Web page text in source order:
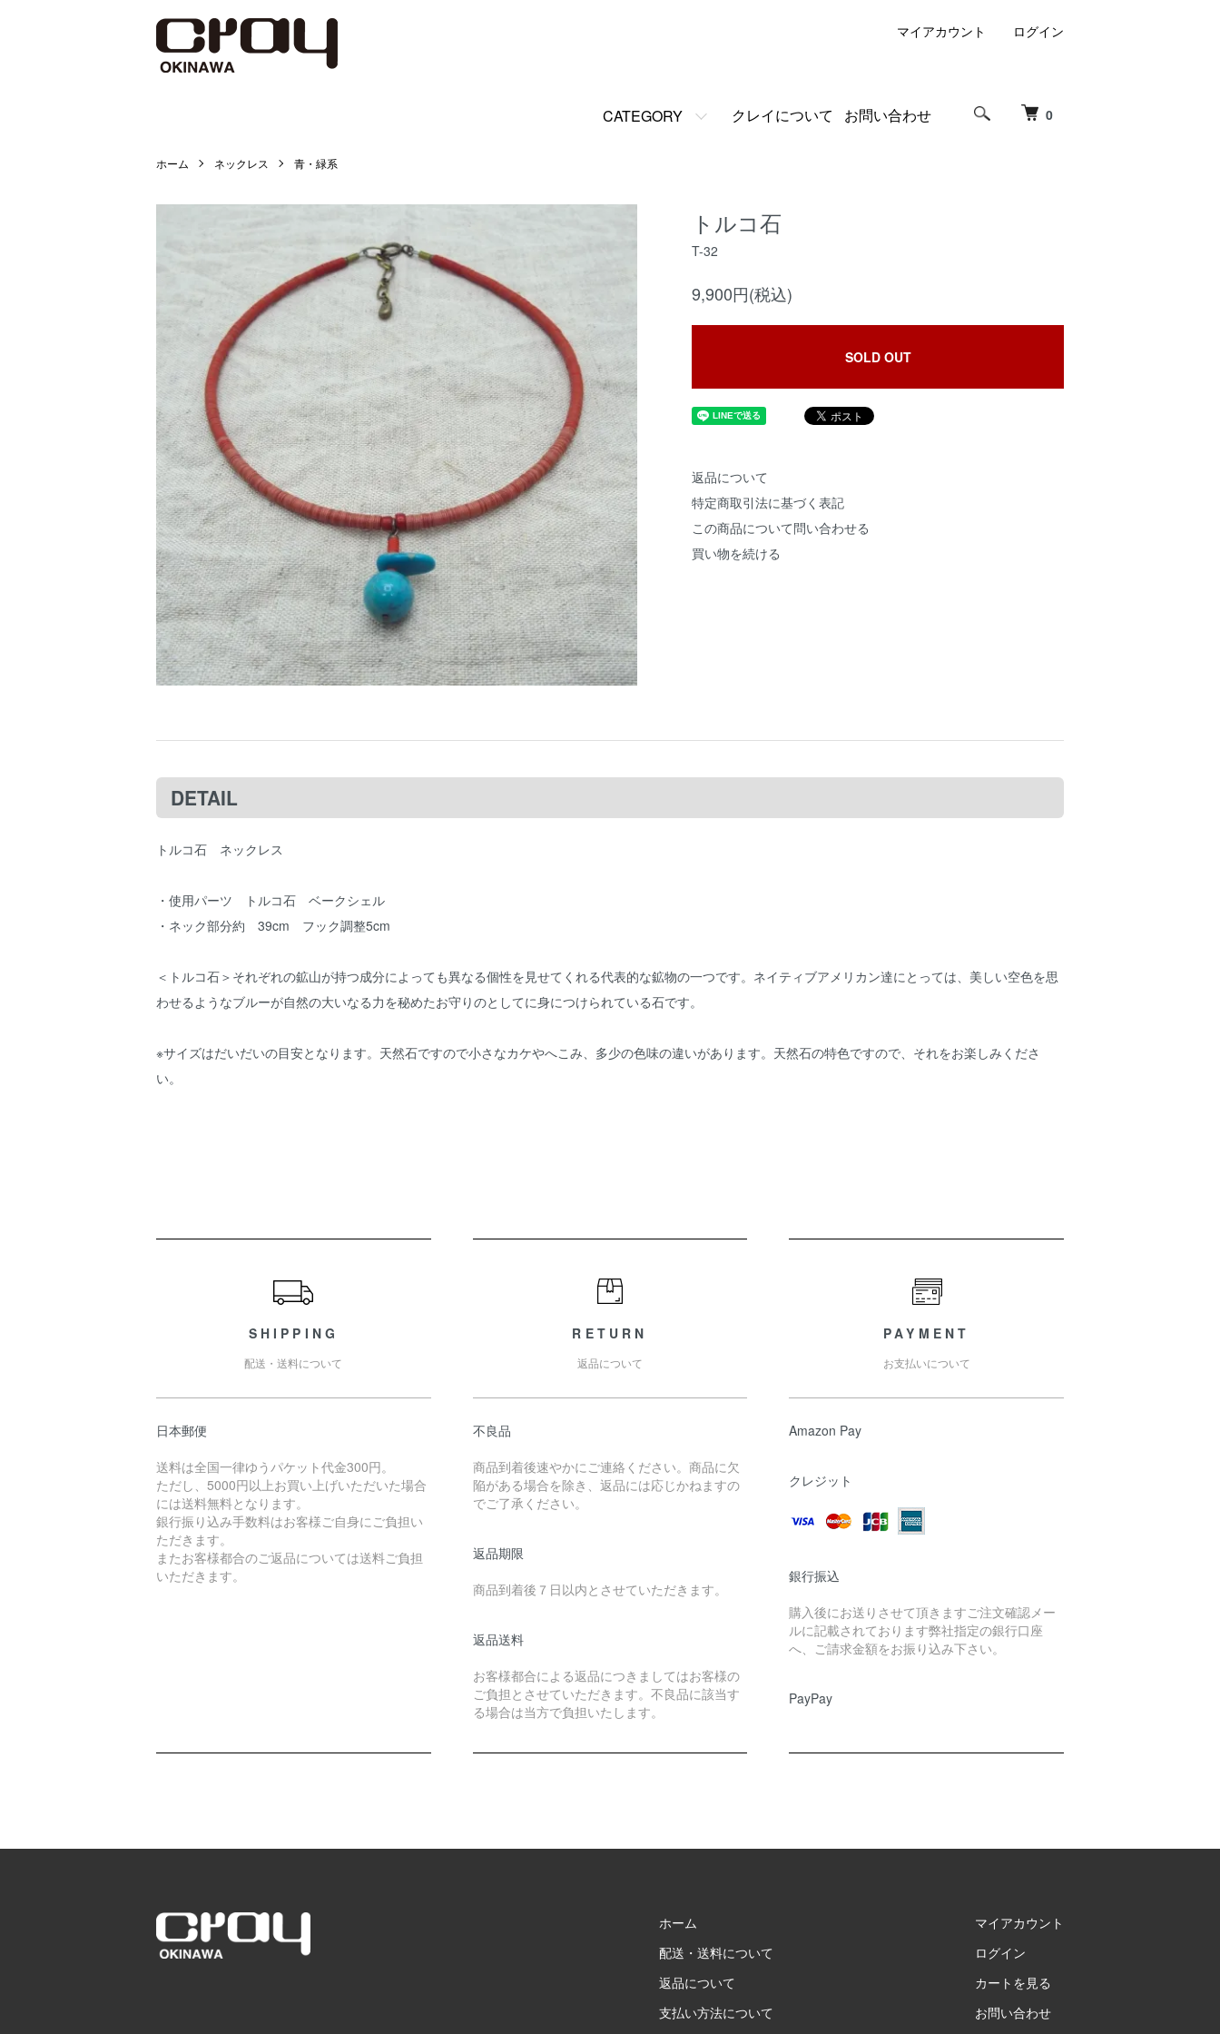
0
CATEGORY クレイについて お問い合わせ
マイアカウント ログイン
ホーム ネックレス 青・緑系
トルコ石
T-32
9,900円(税込)
SOLD OUT
返品について
特定商取引法に基づく表記
この商品について問い合わせる
買い物を続ける
DETAIL
トルコ石 ネックレス
・使用パーツ トルコ石 ベークシェル
・ネック部分約 39cm フック調整5cm
＜トルコ石＞それぞれの鉱山が持つ成分によっても異なる個性を見せてくれる代表的な鉱物の一つです。ネイティブアメリカン達にとっては、美しい空色を思
わせるようなブルーが自然の大いなる力を秘めたお守りのとしてに身につけられている石です。
※サイズはだいだいの目安となります。天然石ですので小さなカケやへこみ、多少の色味の違いがあります。天然石の特色ですので、それをお楽しみくださ
い。
SHIPPING
配送・送料について
日本郵便
送料は全国一律ゆうパケット代金300円。
ただし、5000円以上お買い上げいただいた場合
には送料無料となります。
銀行振り込み手数料はお客様ご自身にご負担い
ただきます。
またお客様都合のご返品については送料ご負担
いただきます。
RETURN
返品について
不良品
商品到着後速やかにご連絡ください。商品に欠
陥がある場合を除き、返品には応じかねますの
でご了承ください。
返品期限
商品到着後７日以内とさせていただきます。
返品送料
お客様都合による返品につきましてはお客様の
ご負担とさせていただきます。不良品に該当す
る場合は当方で負担いたします。
PAYMENT
お支払いについて
Amazon Pay
クレジット
銀行振込
購入後にお送りさせて頂きますご注文確認メー
ルに記載されております弊社指定の銀行口座
へ、ご請求金額をお振り込み下さい。
PayPay
ホーム
配送・送料について
返品について
支払い方法について
マイアカウント
ログイン
カートを見る
お問い合わせ